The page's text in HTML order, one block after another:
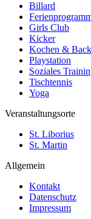
Billard
Girls Club
Kicker
Kochen &
Playstation
Soziales
Tischtennis
Yoga
Veranstaltungsorte
St. Liborius
St. Martin
Allgemein
Kontakt
Datenschutz
Impressum